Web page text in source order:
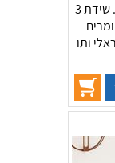
רומיקס, שידה לחדר השינה דגם לוטם. שידת 3
ותו